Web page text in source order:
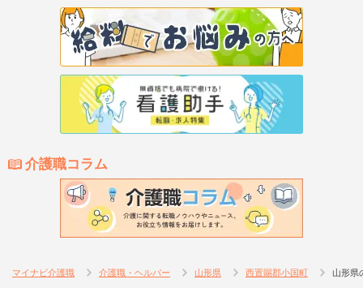
介護職コラム
マイナビ介護職 介護職・ヘルパー 山形県 西置賜郡小国町 山形県